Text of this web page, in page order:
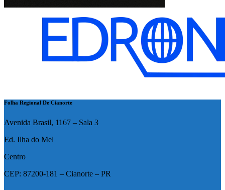
Folha Regional De Cianorte
Avenida Brasil, 1167 – Sala 3
Ed. Ilha do Mel
Centro
CEP: 87200-181 – Cianorte – PR